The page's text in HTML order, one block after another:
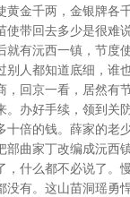
黄金千两，金银牌各
使带回去多少是很难
就有沅西一镇，节度
别人都知道底细，谁
，回京一看，居然有
。办好手续，领到关
十倍的钱。薛家的老
部曲家丁改编成沅西
什么都不必说了。
没有。这山苗洞瑶勇